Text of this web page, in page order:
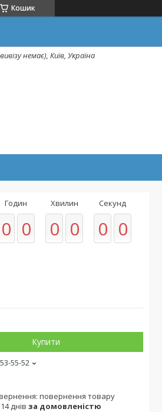
Кошик
немає), Київ, Україна
Годин
0 0
Хвилин
0 0
Секунд
0 0
Купити
55-52
повернення товару
днів за домовленістю